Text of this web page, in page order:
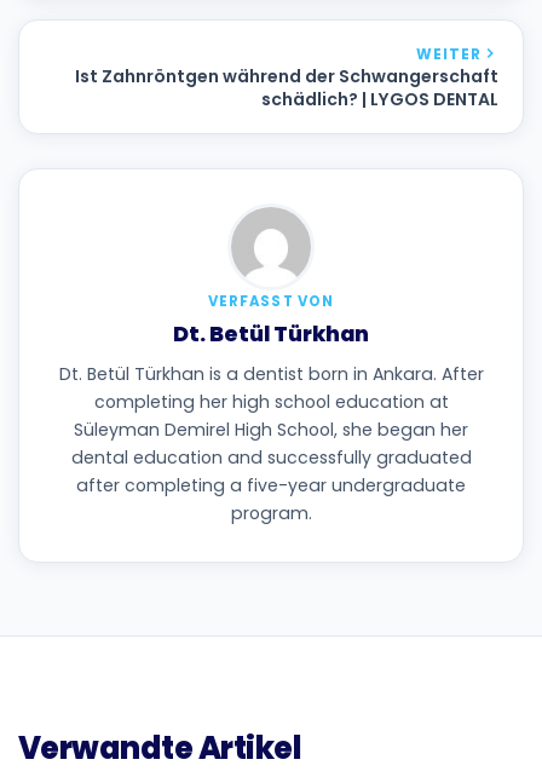
WEITER
Ist Zahnröntgen während der Schwangerschaft
schädlich? | LYGOS DENTAL
VERFASST VON
Dt. Betül Türkhan
Dt. Betül Türkhan is a dentist born in Ankara. After
completing her high school education at
Süleyman Demirel High School, she began her
dental education and successfully graduated
after completing a five-year undergraduate
program.
Verwandte Artikel